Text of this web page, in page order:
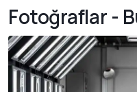
Fotoğraflar -